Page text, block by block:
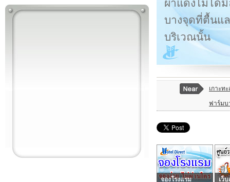
ผาแดงไม่ได้
บางจุดที่ตื้นแ
บริเวณนั้น
เกาะทะ
ฟาร์มบ
จองโรงแรม เว็